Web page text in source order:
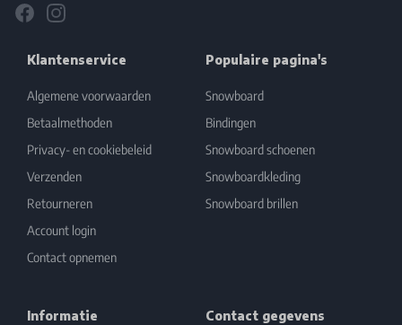
FacebookInstagram
Klantenservice
Algemene voorwaarden
Betaalmethoden
Privacy- en cookiebeleid
Verzenden
Retourneren
Account login
Contact opnemen
Populaire pagina's
Snowboard
Bindingen
Snowboard schoenen
Snowboardkleding
Snowboard brillen
Informatie Contact gegevens